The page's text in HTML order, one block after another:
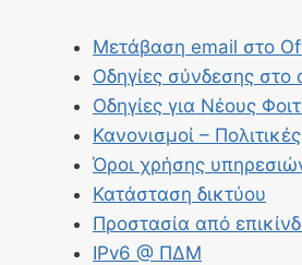
Μετάβαση email στο
Οδηγίες σύνδεσης στο
Οδηγίες για Νέους
Κανονισμοί – Πολιτικές
Όροι χρήσης
Κατάσταση δικτύου
Προστασία από
IPv6 @ ΠΔΜ